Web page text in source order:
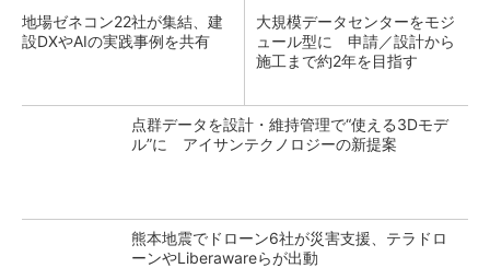
地場ゼネコン22社が集結、建
設DXやAIの実践事例を共有
大規模データセンターをモジ
ュール型に 申請／設計から
施工まで約2年を目指す
点群データを設計・維持管理で“使える3Dモデ
ル”に アイサンテクノロジーの新提案
熊本地震でドローン6社が災害支援、テラドロ
ーンやLiberawareらが出動